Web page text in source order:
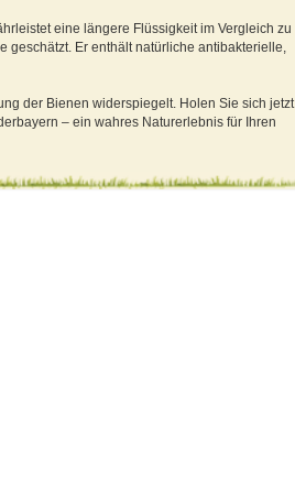
eine längere Flüssigkeit im Vergleich zu
geschätzt. Er enthält natürliche antibakterielle,
der Bienen widerspiegelt. Holen Sie sich jetzt
– ein wahres Naturerlebnis für Ihren